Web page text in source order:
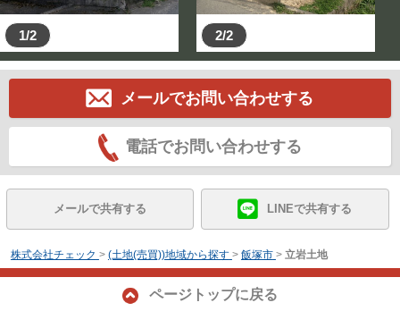
1/2 2/2
メールでお問い合わせする
電話でお問い合わせする
メールで共有する LINEで共有する
株式会社チェック > (土地(売買))地域から探す > 飯塚市 > 立岩土地
ページトップに戻る